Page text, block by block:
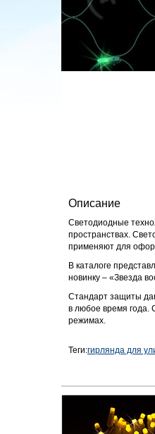
Описание
Светодиодные
пространствах.
применяют для
В каталоге
новинку – «Звезда
Стандарт защиты
в любое время года.
режимах.
Теги:гирлянда для